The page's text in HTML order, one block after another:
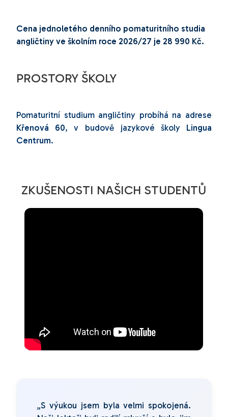
Cena jednoletého denního pomaturitního studia
angličtiny ve školním roce 2026/27 je 28 990 Kč.
PROSTORY ŠKOLY
Pomaturitní studium angličtiny probíhá na adrese
Křenová 60, v budově jazykové školy Lingua
Centrum.
ZKUŠENOSTI NAŠICH STUDENTŮ
„S výukou jsem byla velmi spokojená.